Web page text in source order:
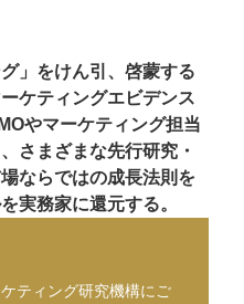
」をけん引、啓蒙する
ケティングエビデンス
やマーケティング担当
さまざまな先行研究・
ならではの成長法則を
実務家に還元する。
ティング研究機構にご